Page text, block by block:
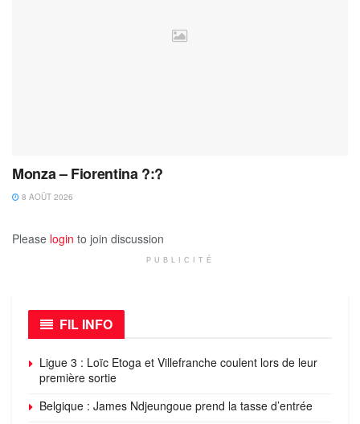
Monza – Fiorentina ?:?
8 AOÛT 2026
Please login to join discussion
PUBLICITÉ
FIL INFO
Ligue 3 : Loïc Etoga et Villefranche coulent lors de leur
première sortie
Belgique : James Ndjeungoue prend la tasse d’entrée